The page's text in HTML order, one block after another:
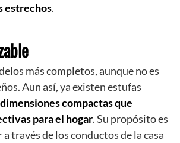
estrechos.
más completos, aunque no es
Aun así, ya existen estufas
dimensiones compactas que
para el hogar. Su propósito es
través de los conductos de la casa